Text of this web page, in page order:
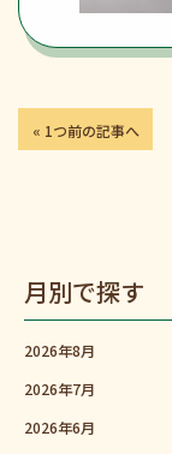
« 1つ前の記事へ
月別で探す
2026年8月
2026年7月
2026年6月